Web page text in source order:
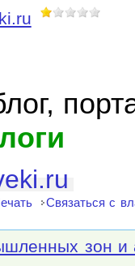
Связаться с
зон